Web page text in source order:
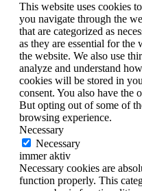
This website uses cookies
you navigate through the
that are categorized as
as they are essential for
the website. We also use
analyze and understand
cookies will be stored in
consent. You also have the
But opting out of some of
browsing experience.
Necessary
Necessary
immer aktiv
Necessary cookies are
function properly. This